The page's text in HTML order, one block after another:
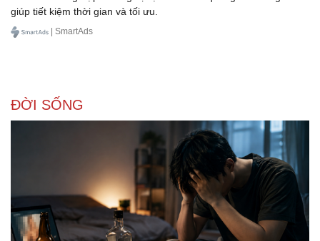
Doanh nghiệp 24h
Chuyển đổi số
giúp tiết kiệm thời gian và tối ưu.
| SmartAds
ĐỜI SỐNG